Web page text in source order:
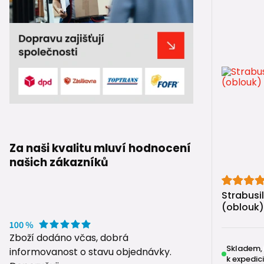
Za naši kvalitu mluví hodnocení
našich zákazníků
Zboží dodáno včas, dobrá
informovanost o stavu objednávky.
Jak
📦
(oblouk)
k expedici